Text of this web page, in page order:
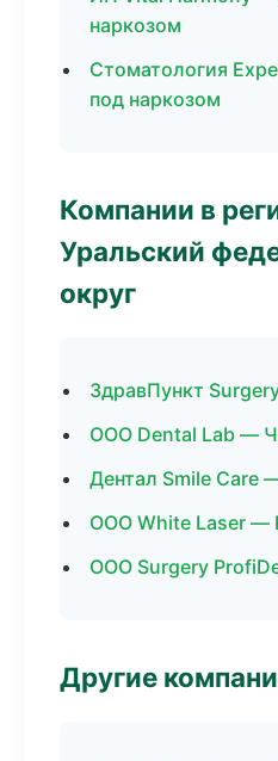
наркозом
Стоматология
под наркозом
Компании в
Уральский
округ
ЗдравПункт
ООО Dental Lab —
Дентал Smile Care
ООО White Laser —
ООО Surgery
Другие